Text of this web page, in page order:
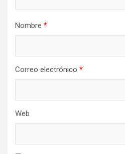
Nombre *
Correo electrónico *
Web